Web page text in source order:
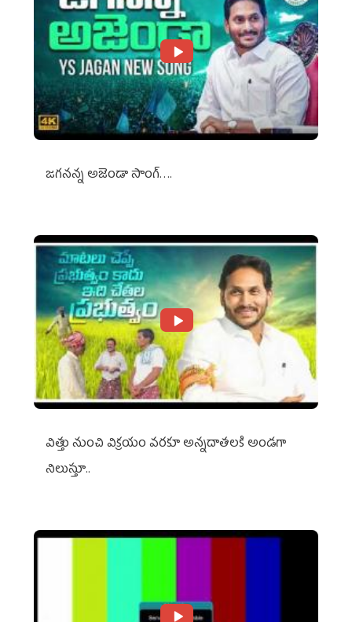
జగనన్న అజెండా సాంగ్….
విత్తు నుంచి విక్రయం వరకూ అన్నదాతలకి అండగా
నిలుస్తూ..